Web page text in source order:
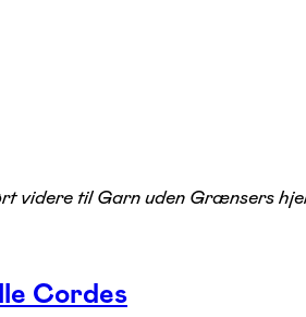
videre til Garn uden Grænsers
Cordes